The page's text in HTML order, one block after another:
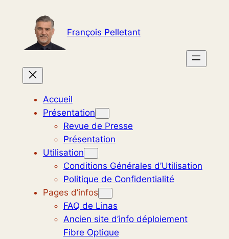
contenu
François Pelletant
Accueil
Présentation
Revue de Presse
Présentation
Utilisation
Conditions Générales d’Utilisation
Politique de Confidentialité
Pages d’infos
FAQ de Linas
Ancien site d’info déploiement
Fibre Optique